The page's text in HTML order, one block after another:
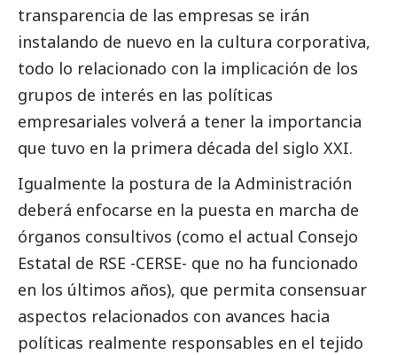
transparencia de las empresas se irán
instalando de nuevo en la cultura corporativa,
todo lo relacionado con la implicación de los
grupos de interés en las políticas
empresariales volverá a tener la importancia
que tuvo en la primera década del siglo XXI.
Igualmente la postura de la Administración
deberá enfocarse en la puesta en marcha de
órganos consultivos (como el actual Consejo
Estatal de RSE -CERSE- que no ha funcionado
en los últimos años), que permita consensuar
aspectos relacionados con avances hacia
políticas realmente responsables en el tejido